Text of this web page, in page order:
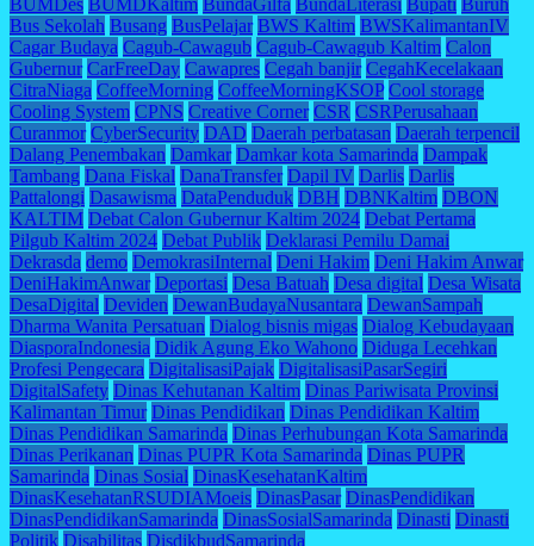
Bus Sekolah Busang BusPelajar BWS Kaltim BWSKalimantanIV
Cagar Budaya Cagub-Cawagub Cagub-Cawagub Kaltim Calon
Gubernur CarFreeDay Cawapres Cegah banjir CegahKecelakaan
CitraNiaga CoffeeMorning CoffeeMorningKSOP Cool storage
Cooling System CPNS Creative Corner CSR CSRPerusahaan
Curanmor CyberSecurity DAD Daerah perbatasan Daerah terpencil
Dalang Penembakan Damkar Damkar kota Samarinda Dampak
Tambang Dana Fiskal DanaTransfer Dapil IV Darlis Darlis
Pattalongi Dasawisma DataPenduduk DBH DBNKaltim DBON
KALTIM Debat Calon Gubernur Kaltim 2024 Debat Pertama
Pilgub Kaltim 2024 Debat Publik Deklarasi Pemilu Damai
Dekrasda demo DemokrasiInternal Deni Hakim Deni Hakim Anwar
DeniHakimAnwar Deportasi Desa Batuah Desa digital Desa Wisata
DesaDigital Deviden DewanBudayaNusantara DewanSampah
Dharma Wanita Persatuan Dialog bisnis migas Dialog Kebudayaan
DiasporaIndonesia Didik Agung Eko Wahono Diduga Lecehkan
Profesi Pengecara DigitalisasiPajak DigitalisasiPasarSegiri
DigitalSafety Dinas Kehutanan Kaltim Dinas Pariwisata Provinsi
Kalimantan Timur Dinas Pendidikan Dinas Pendidikan Kaltim
Dinas Pendidikan Samarinda Dinas Perhubungan Kota Samarinda
Dinas Perikanan Dinas PUPR Kota Samarinda Dinas PUPR
Samarinda Dinas Sosial DinasKesehatanKaltim
DinasKesehatanRSUDIAMoeis DinasPasar DinasPendidikan
DinasPendidikanSamarinda DinasSosialSamarinda Dinasti Dinasti
Politik Disabilitas DisdikbudSamarinda